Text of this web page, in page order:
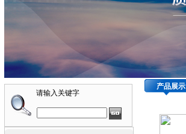
请输入关键字
产品展示